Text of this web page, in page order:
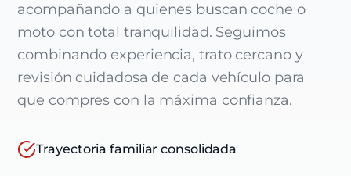
acompañando a quienes buscan coche o
moto con total tranquilidad. Seguimos
combinando experiencia, trato cercano y
revisión cuidadosa de cada vehículo para
que compres con la máxima confianza.
Trayectoria familiar consolidada